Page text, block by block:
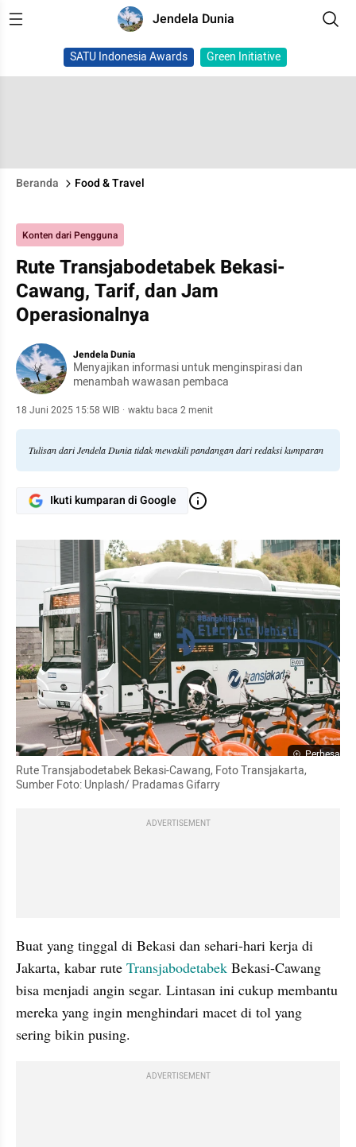
Jendela Dunia
SATU Indonesia Awards Green Initiative
Beranda Food & Travel
Konten dari Pengguna
Rute Transjabodetabek Bekasi-
Cawang, Tarif, dan Jam
Operasionalnya
Jendela Dunia
Menyajikan informasi untuk menginspirasi dan
menambah wawasan pembaca
18 Juni 2025 15:58 WIB · waktu baca 2 menit
Tulisan dari Jendela Dunia tidak mewakili pandangan dari redaksi kumparan
Ikuti kumparan di Google
Perbesar
Rute Transjabodetabek Bekasi-Cawang, Foto Transjakarta,
Sumber Foto: Unplash/ Pradamas Gifarry
ADVERTISEMENT
Buat yang tinggal di Bekasi dan sehari-hari kerja di
Jakarta, kabar rute Transjabodetabek Bekasi-Cawang
bisa menjadi angin segar. Lintasan ini cukup membantu
mereka yang ingin menghindari macet di tol yang
sering bikin pusing.
ADVERTISEMENT